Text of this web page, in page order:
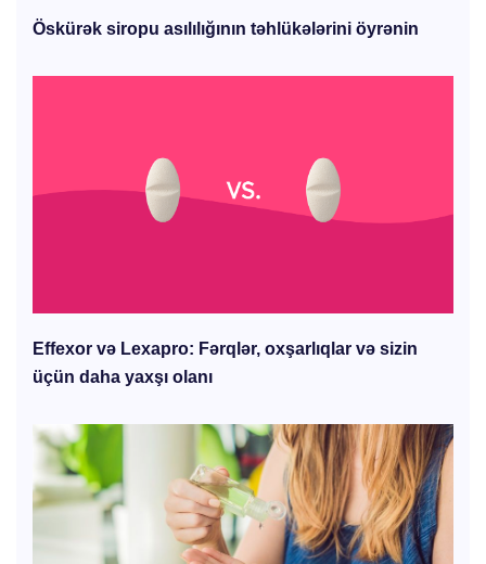
Öskürək siropu asılılığının təhlükələrini öyrənin
Effexor və Lexapro: Fərqlər, oxşarlıqlar və sizin
üçün daha yaxşı olanı